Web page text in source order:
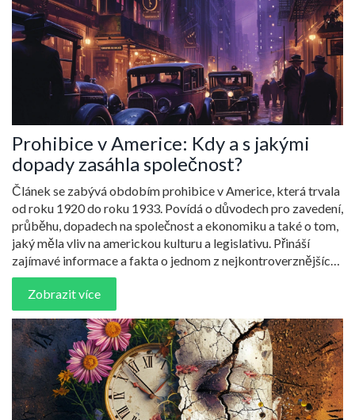
Prohibice v Americe: Kdy a s jakými
dopady zasáhla společnost?
Článek se zabývá obdobím prohibice v Americe, která trvala
od roku 1920 do roku 1933. Povídá o důvodech pro zavedení,
průběhu, dopadech na společnost a ekonomiku a také o tom,
jaký měla vliv na americkou kulturu a legislativu. Přináší
zajímavé informace a fakta o jednom z nejkontroverznějších
období moderní americké historie.
Zobrazit více